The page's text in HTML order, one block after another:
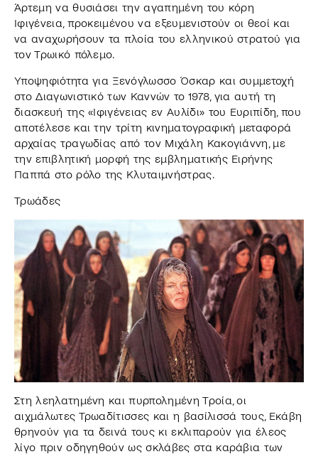
Άρτεμη να θυσιάσει την αγαπημένη του κόρη
Ιφιγένεια, προκειμένου να εξευμενιστούν οι θεοί και
να αναχωρήσουν τα πλοία του ελληνικού στρατού για
τον Τρωικό πόλεμο.
Υποψηφιότητα για Ξενόγλωσσο Όσκαρ και συμμετοχή
στο Διαγωνιστικό των Καννών το 1978, για αυτή τη
διασκευή της «Ιφιγένειας εν Αυλίδι» του Ευριπίδη, που
αποτέλεσε και την τρίτη κινηματογραφική μεταφορά
αρχαίας τραγωδίας από τον Μιχάλη Κακογιάννη, με
την επιβλητική μορφή της εμβληματικής Ειρήνης
Παππά στο ρόλο της Κλυταιμνήστρας.
Τρωάδες
Στη λεηλατημένη και πυρπολημένη Τροία, οι
αιχμάλωτες Τρωαδίτισσες και η βασίλισσά τους, Εκάβη
θρηνούν για τα δεινά τους κι εκλιπαρούν για έλεος
λίγο πριν οδηγηθούν ως σκλάβες στα καράβια των